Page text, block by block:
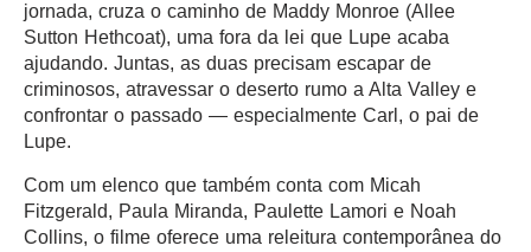
jornada, cruza o caminho de Maddy Monroe (Allee
Sutton Hethcoat), uma fora da lei que Lupe acaba
ajudando. Juntas, as duas precisam escapar de
criminosos, atravessar o deserto rumo a Alta Valley e
confrontar o passado — especialmente Carl, o pai de
Lupe.
Com um elenco que também conta com Micah
Fitzgerald, Paula Miranda, Paulette Lamori e Noah
Collins, o filme oferece uma releitura contemporânea do